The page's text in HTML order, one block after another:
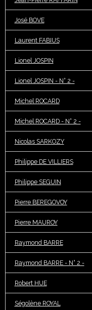
José BOVE
Laurent FABIUS
Lionel JOSPIN
Lionel JOSPIN - N° 2 -
Michel ROCARD
Michel ROCARD - N° 2 -
Nicolas SARKOZY
Philippe DE VILLIERS
Philippe SEGUIN
Pierre BEREGOVOY
Pierre MAUROY
Raymond BARRE
Raymond BARRE - N° 2 -
Robert HUE
Ségolène ROYAL